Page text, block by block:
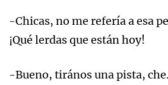
-Chicas, no me refería a esa
¡Qué lerdas que están hoy!
-Bueno, tirános una pista,